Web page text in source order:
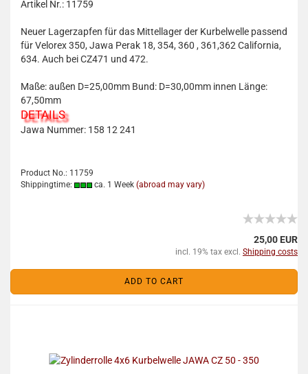
Artikel Nr.: 11759
Neuer Lagerzapfen für das Mittellager der Kurbelwelle passend
für Velorex 350, Jawa Perak 18, 354, 360 , 361,362 California,
634. Auch bei CZ471 und 472.
Maße: außen D=25,00mm Bund: D=30,00mm innen Länge:
67,50mm
DETAILS
Jawa Nummer: 158 12 241
Product No.: 11759
Shippingtime:
ca. 1 Week (abroad may vary)
25,00 EUR
incl. 19% tax excl. Shipping costs
ADD TO CART